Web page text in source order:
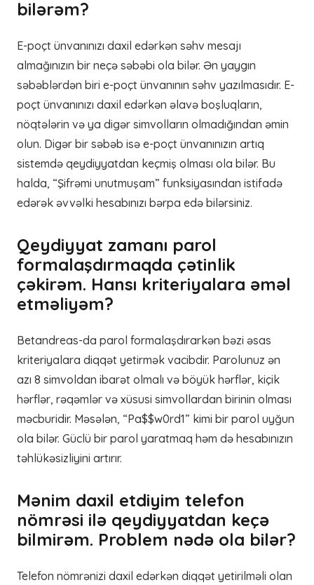
bilərəm?
E-poçt ünvanınızı daxil edərkən səhv mesajı
almağınızın bir neçə səbəbi ola bilər. Ən yaygın
səbəblərdən biri e-poçt ünvanının səhv yazılmasıdır. E-
poçt ünvanınızı daxil edərkən əlavə boşluqların,
nöqtələrin və ya digər simvolların olmadığından əmin
olun. Digər bir səbəb isə e-poçt ünvanınızın artıq
sistemdə qeydiyyatdan keçmiş olması ola bilər. Bu
halda, “Şifrəmi unutmuşam” funksiyasından istifadə
edərək əvvəlki hesabınızı bərpa edə bilərsiniz.
Qeydiyyat zamanı parol
formalaşdırmaqda çətinlik
çəkirəm. Hansı kriteriyalara əməl
etməliyəm?
Betandreas-da parol formalaşdırarkən bəzi əsas
kriteriyalara diqqət yetirmək vacibdir. Parolunuz ən
azı 8 simvoldan ibarət olmalı və böyük hərflər, kiçik
hərflər, rəqəmlər və xüsusi simvollardan birinin olması
məcburidir. Məsələn, “Pa$$w0rd1” kimi bir parol uyğun
ola bilər. Güclü bir parol yaratmaq həm də hesabınızın
təhlükəsizliyini artırır.
Mənim daxil etdiyim telefon
nömrəsi ilə qeydiyyatdan keçə
bilmirəm. Problem nədə ola bilər?
Telefon nömrənizi daxil edərkən diqqət yetirilməli olan